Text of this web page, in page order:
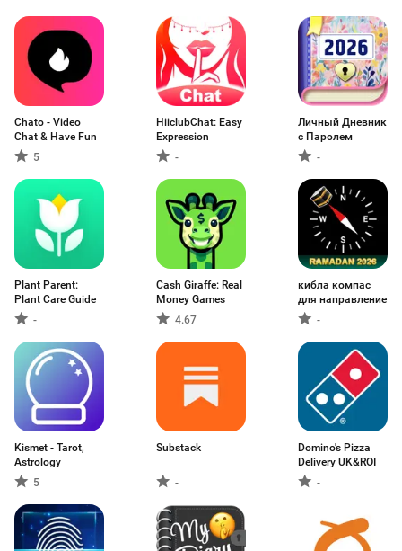
Chato - Video
Chat & Have Fun
5
HiiclubChat: Easy
Expression
-
Личный Дневник
с Паролем
-
Plant Parent:
Plant Care Guide
-
Cash Giraffe: Real
Money Games
4.67
кибла компас
для направление
-
Kismet - Tarot,
Astrology
5
Substack
-
Domino's Pizza
Delivery UK&ROI
-